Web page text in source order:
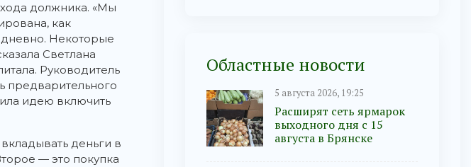
должника. «Мы
как
Некоторые
Светлана
Руководитель
предварительного
идею включить
деньги в
— это покупка
Областные новости
5 августа 2026, 19:25
Расширят сеть ярмарок
выходного дня с 15
августа в Брянске